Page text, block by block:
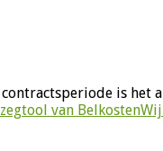
is het
van